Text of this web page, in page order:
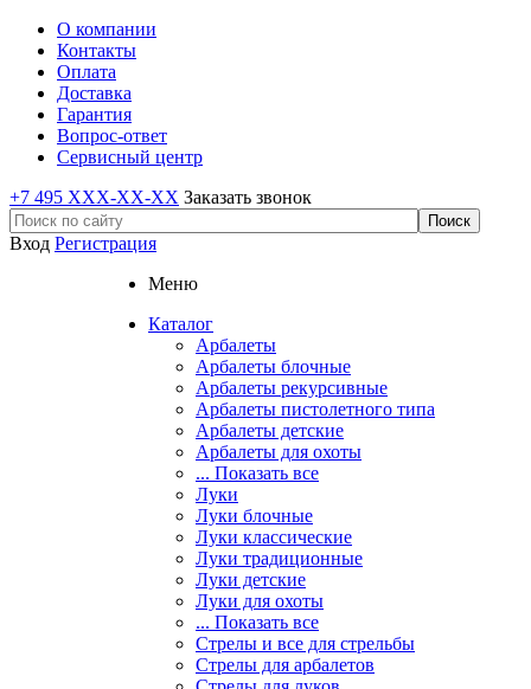
О компании
Контакты
Оплата
Доставка
Гарантия
Вопрос-ответ
Сервисный центр
+7 495 XXX-XX-XX Заказать звонок
Вход Регистрация
Меню
Каталог
Арбалеты
Арбалеты блочные
Арбалеты рекурсивные
Арбалеты пистолетного типа
Арбалеты детские
Арбалеты для охоты
... Показать все
Луки
Луки блочные
Луки классические
Луки традиционные
Луки детские
Луки для охоты
... Показать все
Стрелы и все для стрельбы
Стрелы для арбалетов